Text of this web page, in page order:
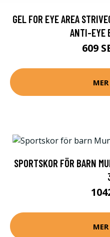
GEL FOR EYE AREA
ANTI-EYE
609
SPORTSKOR FÖR BARN